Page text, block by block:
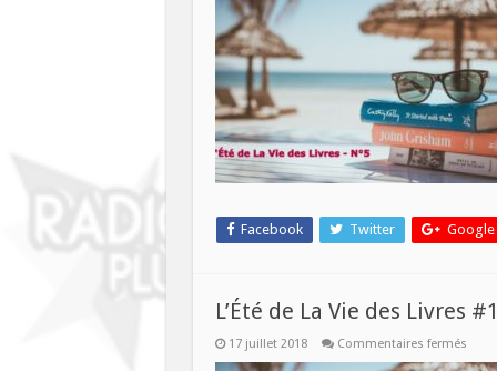
de
La
Vie
des
Livres
#5
–
15
août
2018
Facebook Twitter Google
L’Été de La Vie des Livres
17 juillet 2018 Commentaires ferméssur